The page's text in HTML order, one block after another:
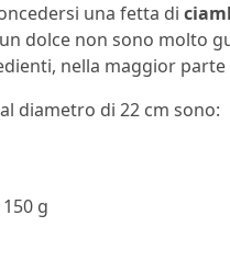
una fetta di
dolce non sono molto
nella maggior
diametro di 22 cm sono:
g